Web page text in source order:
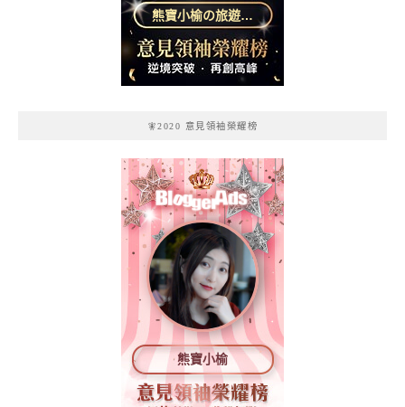
熊寶小榆の旅遊日
記
🧚2020 意見領袖榮耀榜
熊寶小榆